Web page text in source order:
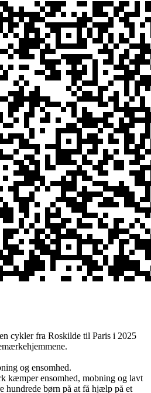
cykler fra Roskilde til Paris i 2025
og ensomhed.
kæmper ensomhed, mobning og lavt
hundrede børn på at få hjælp på et